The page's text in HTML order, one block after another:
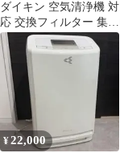
ダイキン 空気清浄機 対
応 交換フィルター 集
塵・脱臭 2点セット
（互換品）
¥22,000